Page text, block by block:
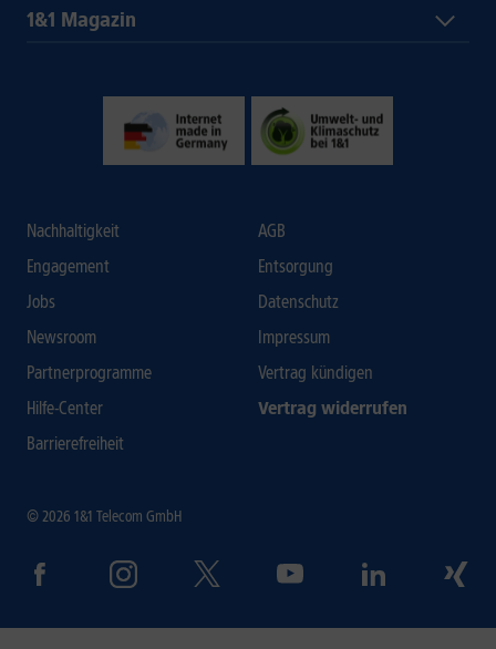
1&1 Magazin
Nachhaltigkeit
Engagement
Jobs
Newsroom
Partnerprogramme
Hilfe-Center
Barrierefreiheit
AGB
Entsorgung
Datenschutz
Impressum
Vertrag kündigen
Vertrag widerrufen
© 2026 1&1 Telecom GmbH